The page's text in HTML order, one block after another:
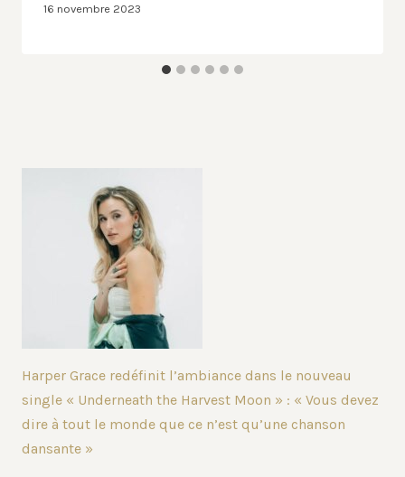
16 novembre 2023
Harper Grace redéfinit l’ambiance dans le nouveau
single « Underneath the Harvest Moon » : « Vous devez
dire à tout le monde que ce n’est qu’une chanson
dansante »